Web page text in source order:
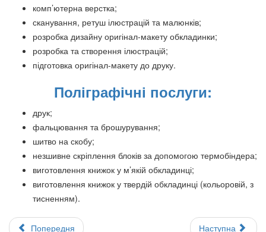
комп’ютерна верстка;
сканування, ретуш ілюстрацій та малюнків;
розробка дизайну оригінал-макету обкладинки;
розробка та створення ілюстрацій;
підготовка оригінал-макету до друку.
Поліграфічні послуги:
друк;
фальцювання та брошурування;
шитво на скобу;
незшивне скріплення блоків за допомогою термобіндера;
виготовлення книжок у м’якій обкладинці;
виготовлення книжок у твердій обкладинці (кольоровій, з
тисненням).
Попередня Наступна